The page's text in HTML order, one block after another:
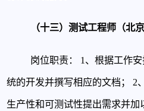
（十三）测试工程师（北
岗位职责： 1、根据工作
统的开发并撰写相应的文档；2
生产性和可测试性提出需求并